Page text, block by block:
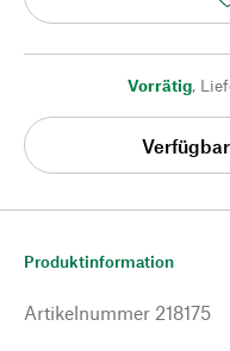
Vorrätig,
Produktinformation
Artikelnummer 218175